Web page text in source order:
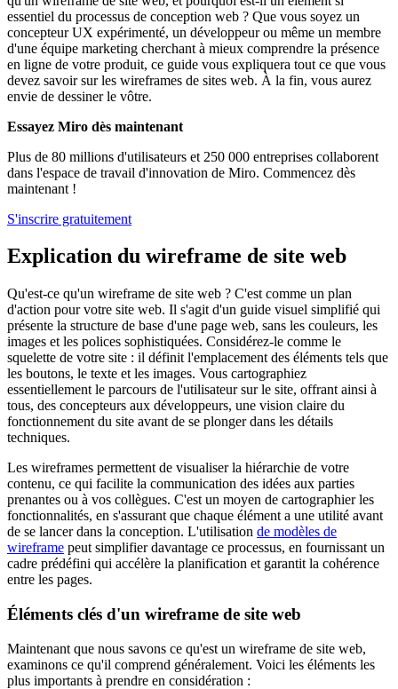
essentiel du processus de conception web ? Que vous soyez un
concepteur UX expérimenté, un développeur ou même un membre
d'une équipe marketing cherchant à mieux comprendre la présence
en ligne de votre produit, ce guide vous expliquera tout ce que vous
devez savoir sur les wireframes de sites web. À la fin, vous aurez
envie de dessiner le vôtre.
Essayez Miro dès maintenant
Plus de 80 millions d'utilisateurs et 250 000 entreprises collaborent
dans l'espace de travail d'innovation de Miro. Commencez dès
maintenant !
S'inscrire gratuitement
Explication du wireframe de site web
Qu'est-ce qu'un wireframe de site web ? C'est comme un plan
d'action pour votre site web. Il s'agit d'un guide visuel simplifié qui
présente la structure de base d'une page web, sans les couleurs, les
images et les polices sophistiquées. Considérez-le comme le
squelette de votre site : il définit l'emplacement des éléments tels que
les boutons, le texte et les images. Vous cartographiez
essentiellement le parcours de l'utilisateur sur le site, offrant ainsi à
tous, des concepteurs aux développeurs, une vision claire du
fonctionnement du site avant de se plonger dans les détails
techniques.
Les wireframes permettent de visualiser la hiérarchie de votre
contenu, ce qui facilite la communication des idées aux parties
prenantes ou à vos collègues. C'est un moyen de cartographier les
fonctionnalités, en s'assurant que chaque élément a une utilité avant
de se lancer dans la conception. L'utilisation de modèles de
wireframe peut simplifier davantage ce processus, en fournissant un
cadre prédéfini qui accélère la planification et garantit la cohérence
entre les pages.
Éléments clés d'un wireframe de site web
Maintenant que nous savons ce qu'est un wireframe de site web,
examinons ce qu'il comprend généralement. Voici les éléments les
plus importants à prendre en considération :